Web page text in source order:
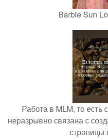
Barbie Sun
Работа в MLM, то есть
неразрывно связана с
страницы